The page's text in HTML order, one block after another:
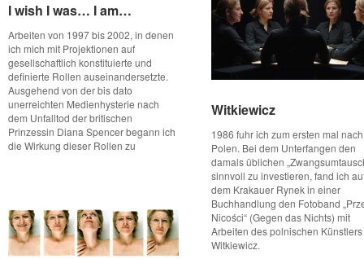
I wish I was… I am…
Arbeiten von 1997 bis 2002, in denen
ich mich mit Projektionen auf
gesellschaftlich konstituierte und
definierte Rollen auseinandersetzte.
Ausgehend von der bis dato
unerreichten Medienhysterie nach
dem Unfalltod der britischen
Prinzessin Diana Spencer begann ich
die Wirkung dieser Rollen zu
I wish I was… I am…
Witkiewicz
1986 fuhr ich zum ersten mal nach
Polen. Bei dem Unterfangen den
damals üblichen
sinnvoll zu investieren, fand ich
dem Krakauer Rynek in einer
Buchhandlung den Fotoband
Nicości“ (Gegen das Nichts) mit
Arbeiten des polnischen Künstlers
Witkiewicz.
Witkiewicz